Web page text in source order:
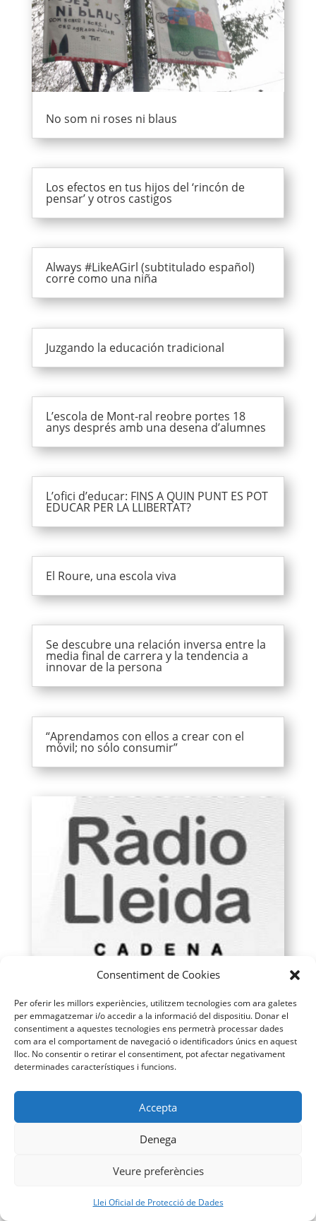
Consentiment de Cookies
Per oferir les millors experiències, utilitzem tecnologies com ara galetes
per emmagatzemar i/o accedir a la informació del dispositiu. Donar el
consentiment a aquestes tecnologies ens permetrà processar dades
com ara el comportament de navegació o identificadors únics en aquest
lloc. No consentir o retirar el consentiment, pot afectar negativament
determinades característiques i funcions.
Accepta
Denega
Veure preferències
Llei Oficial de Protecció de Dades
No som ni roses ni blaus
Los efectos en tus hijos del ‘rincón de
pensar’ y otros castigos
Always #LikeAGirl (subtitulado español)
corre como una niña
Juzgando la educación tradicional
L’escola de Mont-ral reobre portes 18
anys després amb una desena d’alumnes
L’ofici d’educar: FINS A QUIN PUNT ES POT
EDUCAR PER LA LLIBERTAT?
El Roure, una escola viva
Se descubre una relación inversa entre la
media final de carrera y la tendencia a
innovar de la persona
“Aprendamos con ellos a crear con el
móvil; no sólo consumir”
ENTREVISTA. Què és el homeschooling?
Yvonne Laborda i la seva filla Ainara ho
Una madre fotógrafa documenta la
infancia de sus hijos sin dispositivos